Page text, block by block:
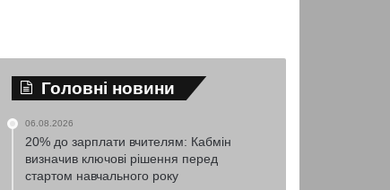
Головні новини
06.08.2026
20% до зарплати вчителям: Кабмін
визначив ключові рішення перед
стартом навчального року